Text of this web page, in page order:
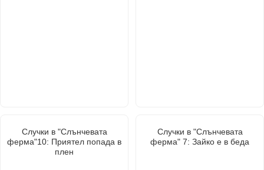
Случки в "Слънчевата
ферма"10: Приятел попада в
плен
Случки в "Слънчевата
ферма" 7: Зайко е в беда